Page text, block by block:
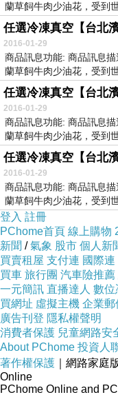
蘭草飼牛肉少油花，受到
2016-01-29
商品訊息功能: 商品訊息
蘭草飼牛肉少油花，受到
2016-01-29
商品訊息功能: 商品訊息
蘭草飼牛肉少油花，受到
2016-01-29
商品訊息功能: 商品訊息
蘭草飼牛肉少油花，受到
登入 註冊
PChome首頁 線上購物
新聞 /氣象 股市 個人新
買賣租屋 支付連 國際連
買車 旅行團 汽車險推薦
一元簡訊 直播達人 數位
買網址 虛擬主機 企業郵
廣告刊登 隱私權聲明
消費者保護 兒童網路安
About PChome 投資人
著作權保護 ｜網路家庭
Online
PChome Online and